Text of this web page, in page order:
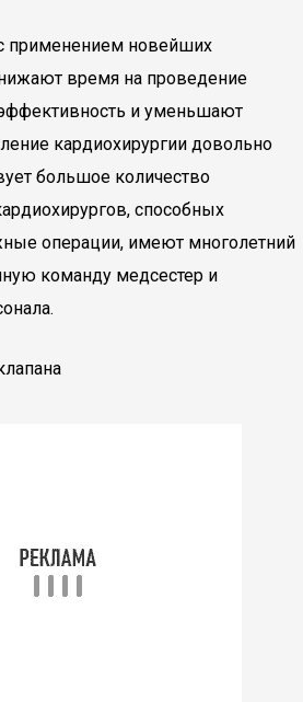
применением новейших
время на проведение
и уменьшают
кардиохирургии довольно
большое количество
способных
операции, имеют многолетний
команду медсестер и